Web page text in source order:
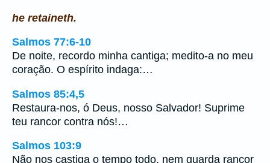
he retaineth.
Salmos 77:6-10
De noite, recordo minha cantiga; medito-a no meu
coração. O espírito indaga:…
Salmos 85:4,5
Restaura-nos, ó Deus, nosso Salvador! Suprime
teu rancor contra nós!…
Salmos 103:9
Não nos castiga o tempo todo, nem guarda rancor